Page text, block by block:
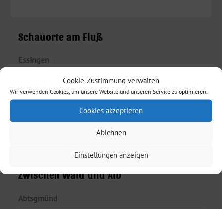
Cookie-Zustimmung verwalten
Wir verwenden Cookies, um unsere Website und unseren Service zu optimieren.
Cookies akzeptieren
Ablehnen
Einstellungen anzeigen
Schauorte am Fluß
Essingen
Böbingen an der Rems
Schwäbisch Gmünd
Zwischen Wald und Alb
Abtsgmünd